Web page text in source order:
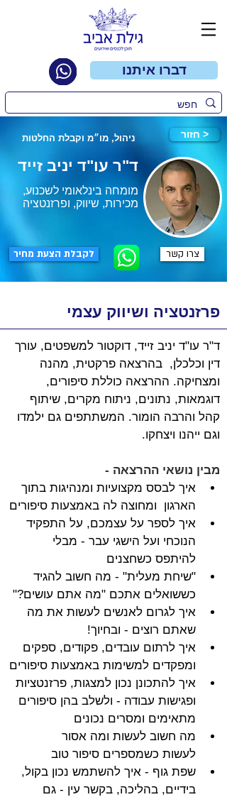
דברו איתנו
ניהול, מו״מ וקבלת החלטות חזור >
ד"ר עו"ד יניב זייד
מומחה בינלאומי לשכנוע,
מכירות, שיווק, ופרזנטציה
צרו קשר לקבלת הצעת מחיר
פרזנטציה ושיווק עצמי
ד"ר עו"ד יניב זייד, דוקטור למשפטים, עורך
דין וכלכלן,  בהרצאה פרקטית, מהנה
ומצחיקה. ההרצאה כוללת סיפורים,
דוגמאות, נתונים, ניתוח מקרים, שיתוף
קהל והרבה הומור. המשתתפים גם ילמדו
וגם ייהנו ויצחקו.
מבין נושאי ההרצאה -
איך לבסס מקצועיות ומנהיגות בתוך
הארגון  ומחוצה לה באמצעות סיפורים
איך לספר על עצמכם, על התפקיד
הנוכחי ועל הישגי עבר - מבלי
להיתפס כשחצנים
"שיחת מעלית" - מה חשוב להגיד
כששואלים אתכם "מה אתם עושים?"
איך לגרום לאנשים לעשות את מה
שאתם רוצים - ובחיוך!
איך לרתום עובדים, פקודים, ספקים
ומפקדים למשימות באמצעות סיפורים
איך להתכונן נכון למצגות, פרזנטציות
ופגישות עבודה - ולשלב בהן סיפורים
מתאימים ומסרים נכונים
מה חשוב לעשות ומה אסור
לעשות כשמספרים סיפור טוב
שפת גוף - איך להשתמש נכון בקול,
בידיים, בהליכה, בקשר עין - גם